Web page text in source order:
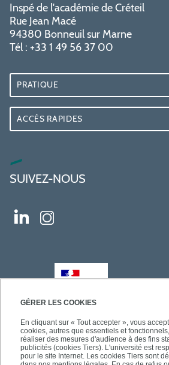
GÉRER LES COOKIES
En cliquant sur « Tout accepter », vous
cookies, autres que essentiels et
réaliser des mesures d'audience à des fins
publicités (cookies Tiers). L'université est
pour le site Internet. Les cookies Tiers sont
Inspé de l'académie de Créteil
Rue Jean Macé
94380 Bonneuil sur Marne
Tél : +33 1 49 56 37 00
PRATIQUE
ACCÈS RAPIDES
SUIVEZ-NOUS